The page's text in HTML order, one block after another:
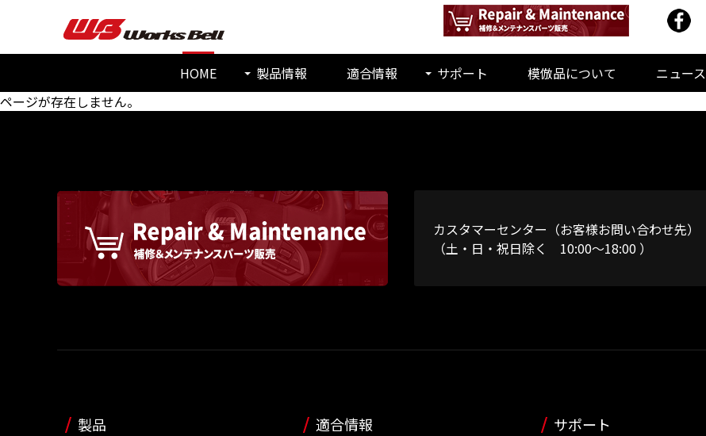
HOME 製品情報 適合情報 サポート 模倣品について ニュース
ページが存在しません。
カスタマーセンター（お客様お問い合わせ先）
（土・日・祝日除く 10:00～18:00 ）
製品 適合情報 サポート